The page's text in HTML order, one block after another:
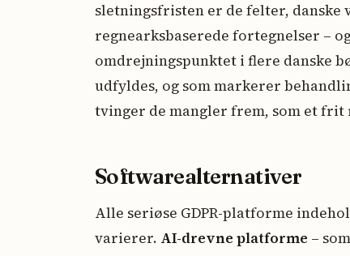
sletningsfristen er de felter,
regnearksbaserede fortegnelser –
omdrejningspunktet i flere danske
udfyldes, og som markerer
tvinger de mangler frem, som et
Softwarealternativer
Alle seriøse GDPR-platforme
varierer. AI-drevne platforme –